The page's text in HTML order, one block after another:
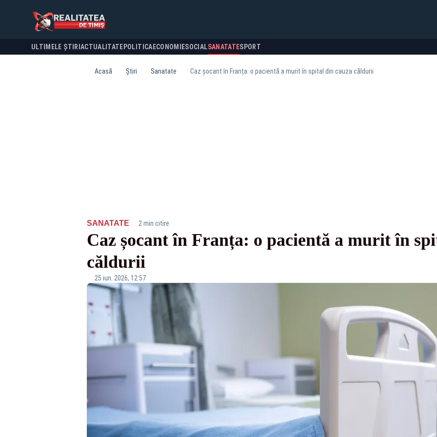
ULTIMELE ȘTIRI ACTUALITATE POLITICA ECONOMIESOCIALSANATATESPORT
Acasă Știri Sanatate Caz șocant în Franța: o pacientă a murit în spital din cauza căldurii
SANATATE· 2 min citire
Caz șocant în Franța: o pacientă a murit în
căldurii
25 iun. 2026, 12:57